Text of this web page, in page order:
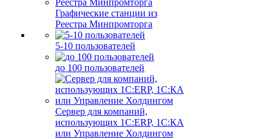
Графические станции из
Реестра Минпромторга
5-10 пользователей
до 100 пользователей
Сервер для компаний,
использующих 1C:ERP, 1С:КА
или Управление Холдингом